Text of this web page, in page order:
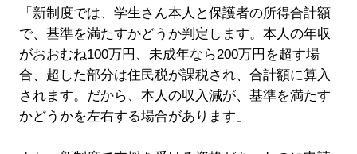
「新制度では、学生さん本人と保護者の所得合計額
で、基準を満たすかどうか判定します。本人の年収
がおおむね100万円、未成年なら200万円を超す場
合、超した部分は住民税が課税され、合計額に算入
されます。だから、本人の収入減が、基準を満たす
かどうかを左右する場合があります」